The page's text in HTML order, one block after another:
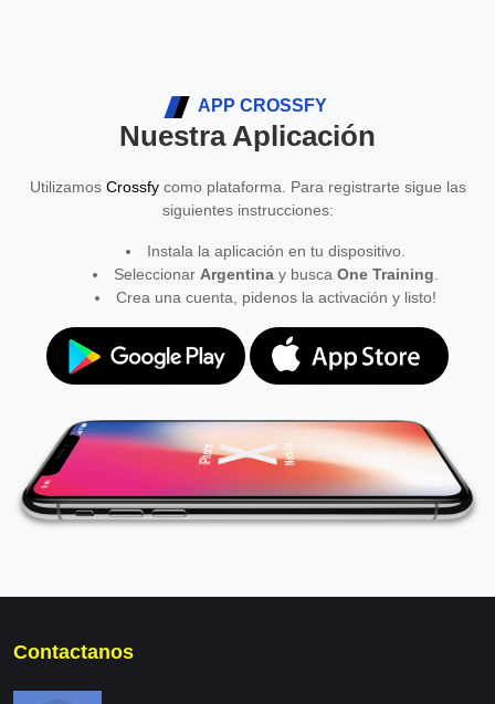
APP CROSSFY
Nuestra Aplicación
Utilizamos Crossfycomo plataforma. Para registrarte sigue las
siguientes instrucciones:
Instala la aplicación en tu dispositivo.
Seleccionar Argentinay busca One Training
Crea una cuenta, pidenos la activación y listo!
Contactanos